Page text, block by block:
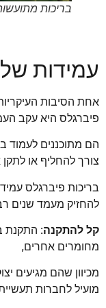
בריכות
עמידות
אחת הסיבות
פיברגלס היא עקב
הם מתוכננים לעמוד
צורך להחליף או
בריכות פיברגלס
להחזיק מעמד שנים
קל להתקנה: התקנת
מחומרים אחרים,
מכיוון שהם מגיעים
מועיל לחברות